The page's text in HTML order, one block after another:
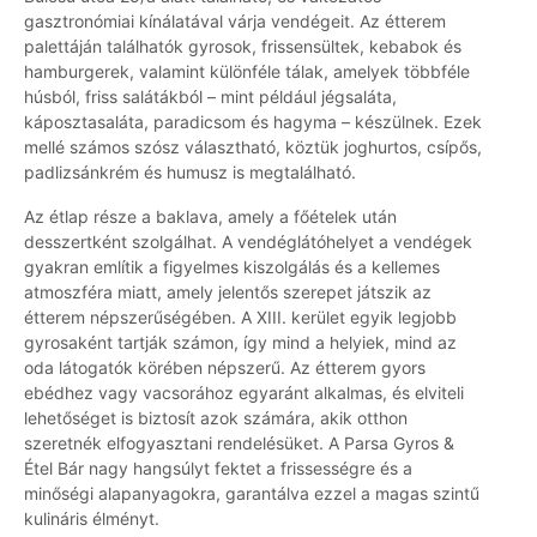
gasztronómiai kínálatával várja vendégeit. Az étterem
palettáján találhatók gyrosok, frissensültek, kebabok és
hamburgerek, valamint különféle tálak, amelyek többféle
húsból, friss salátákból – mint például jégsaláta,
káposztasaláta, paradicsom és hagyma – készülnek. Ezek
mellé számos szósz választható, köztük joghurtos, csípős,
padlizsánkrém és humusz is megtalálható.
Az étlap része a baklava, amely a főételek után
desszertként szolgálhat. A vendéglátóhelyet a vendégek
gyakran említik a figyelmes kiszolgálás és a kellemes
atmoszféra miatt, amely jelentős szerepet játszik az
étterem népszerűségében. A XIII. kerület egyik legjobb
gyrosaként tartják számon, így mind a helyiek, mind az
oda látogatók körében népszerű. Az étterem gyors
ebédhez vagy vacsorához egyaránt alkalmas, és elviteli
lehetőséget is biztosít azok számára, akik otthon
szeretnék elfogyasztani rendelésüket. A Parsa Gyros &
Étel Bár nagy hangsúlyt fektet a frissességre és a
minőségi alapanyagokra, garantálva ezzel a magas szintű
kulináris élményt.